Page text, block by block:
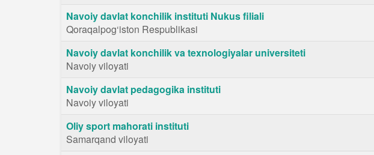
Navoiy davlat konchilik instituti Nukus filiali
Qoraqalpog‘iston Respublikasi
Navoiy davlat konchilik va texnologiyalar universiteti
Navoiy viloyati
Navoiy davlat pedagogika instituti
Navoiy viloyati
Oliy sport mahorati instituti
Samarqand viloyati